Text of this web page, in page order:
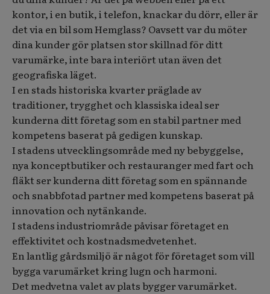
kontor, i en butik, i telefon, knackar du dörr, eller är
det via en bil som Hemglass? Oavsett var du möter
dina kunder gör platsen stor skillnad för ditt
varumärke, inte bara interiört utan även det
geografiska läget.
I en stads historiska kvarter präglade av
traditioner, trygghet och klassiska ideal ser
kunderna ditt företag som en stabil partner med
kompetens baserat på gedigen kunskap.
I stadens utvecklingsområde med ny bebyggelse,
nya konceptbutiker och restauranger med fart och
fläkt ser kunderna ditt företag som en spännande
och snabbfotad partner med kompetens baserat på
innovation och nytänkande.
I stadens industriområde påvisar företaget en
effektivitet och kostnadsmedvetenhet.
En lantlig gårdsmiljö är något för företaget som vill
bygga varumärket kring lugn och harmoni.
Det medvetna valet av plats bygger varumärket.